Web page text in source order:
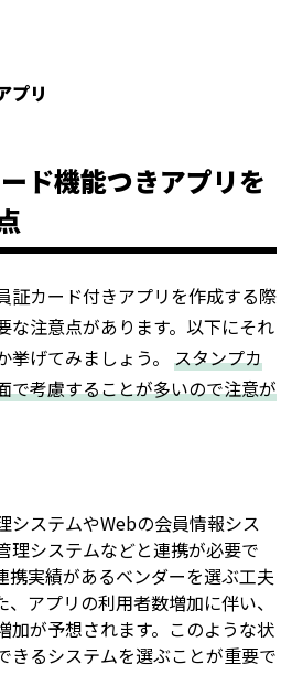
プリ
ド機能つきアプリを
証カード付きアプリを作成する際
な注意点があります。以下にそれ
げてみましょう。 スタンプカ
で考慮することが多いので注意が
システムやWebの会員情報シス
理システムなどと連携が必要で
携実績があるベンダーを選ぶ工夫
アプリの利用者数増加に伴い、
加が予想されます。このような状
きるシステムを選ぶことが重要で